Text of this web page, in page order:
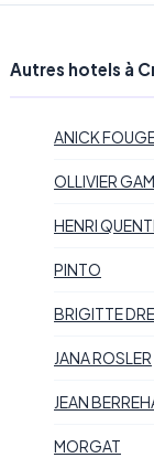
Autres hotels à
ANICK
OLLIVIER
HENRI
PINTO
BRIGITTE
JANA ROSLER
JEAN
MORGAT